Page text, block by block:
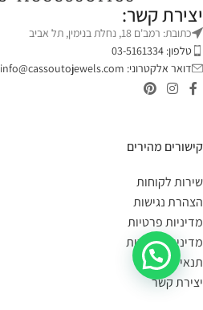
יצירת קשר:
כתובת: רמב'ם 18, נחלת בנימין, תל אביב
טלפון: 03-5161334
דואר אלקטרוני: info@cassoutojewels.com
קישורים מהירים
שירות לקוחות
הצהרת נגישות
מדיניות פרטיות
מדיניות החזרות
תנאי שימוש
יצירת קשר